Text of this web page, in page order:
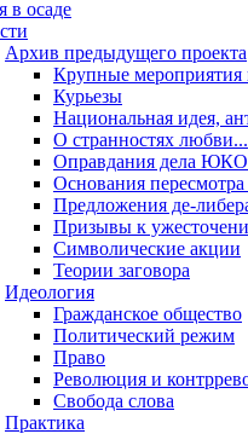
в осаде
Архив предыдущего проекта
Крупные мероприятия
Курьезы
Национальная идея,
О странностях любви...
Оправдания дела
Основания
Предложения де-
Призывы к
Символические акции
Теории заговора
Идеология
Гражданское общество
Политический режим
Право
Революция и
Свобода слова
Практика